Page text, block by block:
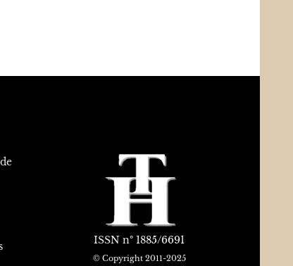
ISSN nº 1885/6691
© Copyright 2011-2025